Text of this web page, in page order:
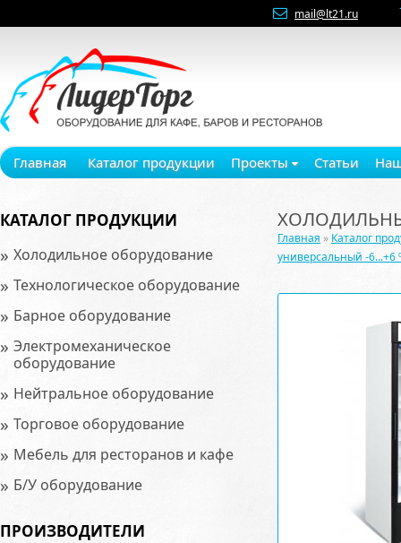
mail@lt21.ru
Главная Каталог продукции Проекты Статьи
КАТАЛОГ ПРОДУКЦИИ
» Холодильное оборудование
» Технологическое оборудование
» Барное оборудование
» Электромеханическое
оборудование
» Нейтральное оборудование
» Торговое оборудование
» Мебель для ресторанов и кафе
» Б/У оборудование
ПРОИЗВОДИТЕЛИ
Главная » Каталог
универсальный -6...+6